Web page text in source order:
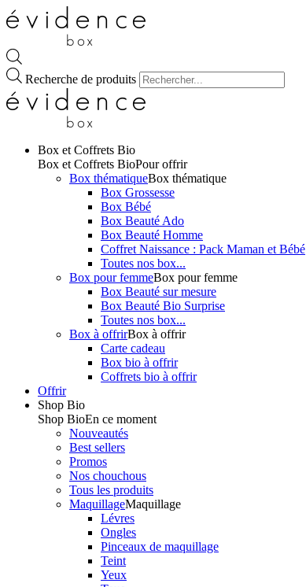
Recherche de produits
Box et Coffrets Bio
Box et Coffrets BioPour offrir
Box thématiqueBox thématique
Box Grossesse
Box Bébé
Box Beauté Ado
Box Beauté Homme
Coffret Naissance : Pack Maman et Bébé
Toutes nos box...
Box pour femmeBox pour femme
Box Beauté sur mesure
Box Beauté Bio Surprise
Toutes nos box...
Box à offrirBox à offrir
Carte cadeau
Box bio à offrir
Coffrets bio à offrir
Offrir
Shop Bio
Shop BioEn ce moment
Nouveautés
Best sellers
Promos
Nos chouchous
Tous les produits
MaquillageMaquillage
Lévres
Ongles
Pinceaux de maquillage
Teint
Yeux